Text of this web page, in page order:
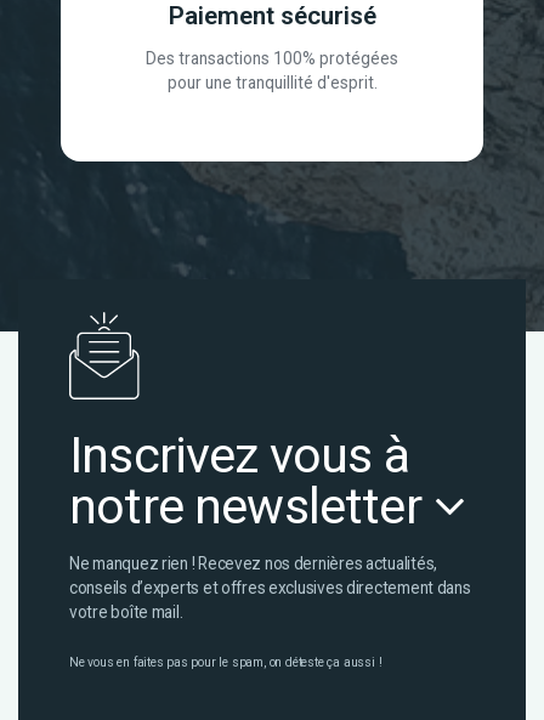
Paiement sécurisé
Des transactions 100% protégées
pour une tranquillité d'esprit.
Inscrivez vous à
notre newsletter
Ne manquez rien ! Recevez nos dernières actualités,
conseils d’experts et offres exclusives directement dans
votre boîte mail.
Ne vous en faites pas pour le spam, on déteste ça aussi !